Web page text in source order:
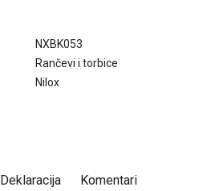
NXBK053
Rančevi i torbice
Nilox
Deklaracija Komentari